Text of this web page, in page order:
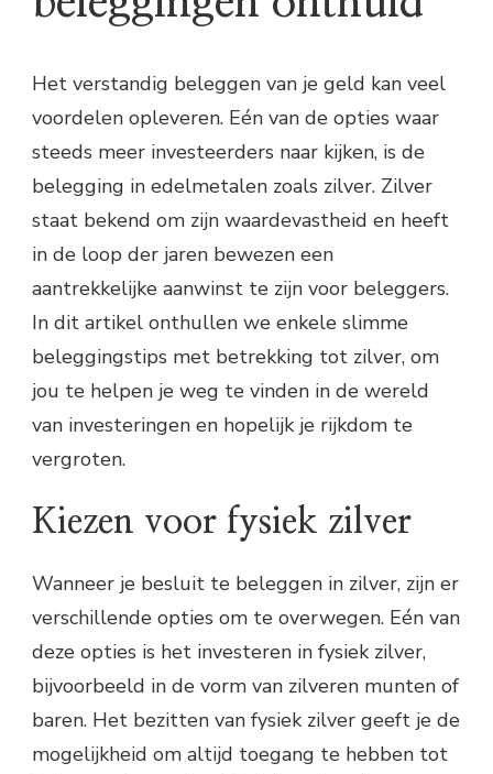
Het verstandig beleggen van je geld kan veel
voordelen opleveren. Eén van de opties waar
steeds meer investeerders naar kijken, is de
belegging in edelmetalen zoals zilver. Zilver
staat bekend om zijn waardevastheid en heeft
in de loop der jaren bewezen een
aantrekkelijke aanwinst te zijn voor beleggers.
In dit artikel onthullen we enkele slimme
beleggingstips met betrekking tot zilver, om
jou te helpen je weg te vinden in de wereld
van investeringen en hopelijk je rijkdom te
vergroten.
Kiezen voor fysiek zilver
Wanneer je besluit te beleggen in zilver, zijn er
verschillende opties om te overwegen. Eén van
deze opties is het investeren in fysiek zilver,
bijvoorbeeld in de vorm van zilveren munten of
baren. Het bezitten van fysiek zilver geeft je de
mogelijkheid om altijd toegang te hebben tot